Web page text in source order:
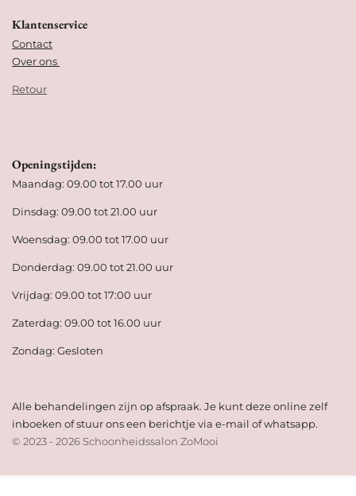
Klantenservice
Contact
Over ons
Retour
Openingstijden:
Maandag: 09.00 tot 17.00 uur
Dinsdag: 09.00 tot 21.00 uur
Woensdag: 09.00 tot 17.00 uur
Donderdag: 09.00 tot 21.00 uur
Vrijdag: 09.00 tot 17:00 uur
Zaterdag: 09.00 tot 16.00 uur
Zondag: Gesloten
Alle behandelingen zijn op afspraak. Je kunt deze online zelf
inboeken of stuur ons een berichtje via e-mail of whatsapp.
© 2023 - 2026 Schoonheidssalon ZoMooi